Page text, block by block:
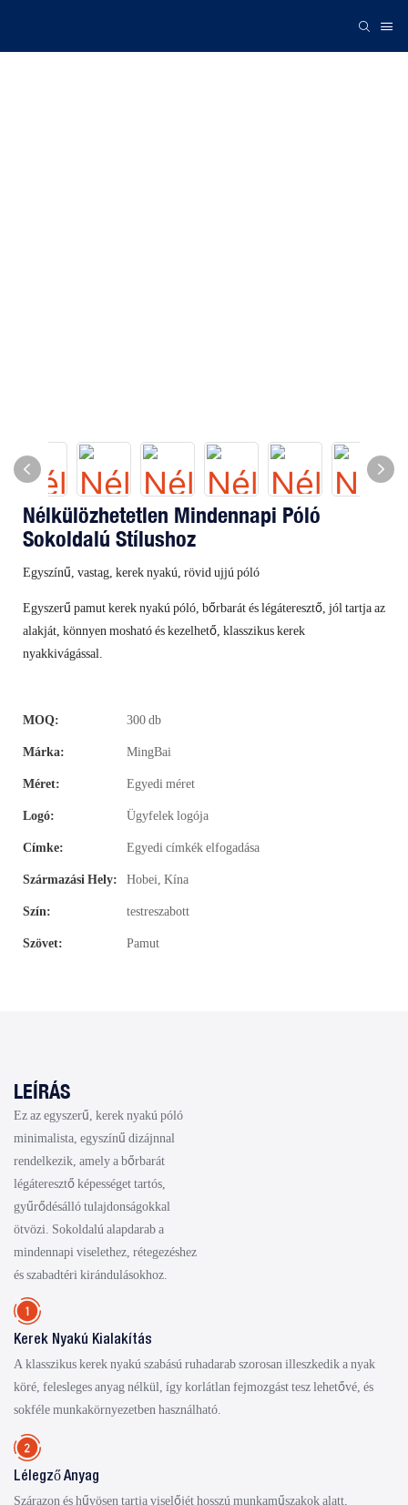
Nélkülözhetetlen Mindennapi Póló
Sokoldalú Stílushoz
Egyszínű, vastag, kerek nyakú, rövid ujjú póló
Egyszerű pamut kerek nyakú póló, bőrbarát és légáteresztő, jól tartja az
alakját, könnyen mosható és kezelhető, klasszikus kerek
nyakkivágással.
MOQ: 300 db
Márka: MingBai
Méret: Egyedi méret
Logó: Ügyfelek logója
Címke: Egyedi címkék elfogadása
Származási Hely: Hobei, Kína
Szín: testreszabott
Szövet: Pamut
LEÍRÁS
Ez az egyszerű, kerek nyakú póló
minimalista, egyszínű dizájnnal
rendelkezik, amely a bőrbarát
légáteresztő képességet tartós,
gyűrődésálló tulajdonságokkal
ötvözi. Sokoldalú alapdarab a
mindennapi viselethez, rétegezéshez
és szabadtéri kirándulásokhoz.
Kerek Nyakú Kialakítás
A klasszikus kerek nyakú szabású ruhadarab szorosan illeszkedik a nyak
köré, felesleges anyag nélkül, így korlátlan fejmozgást tesz lehetővé, és
sokféle munkakörnyezetben használható.
Lélegző Anyag
Szárazon és hűvösen tartja viselőjét hosszú munkaműszakok alatt,